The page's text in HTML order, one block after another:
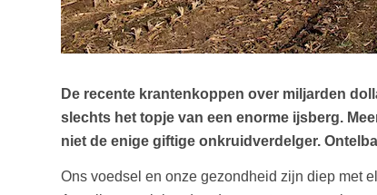
De recente krantenkoppen over miljarden
slechts het topje van een enorme ijsberg.
niet de enige giftige onkruidverdelger.
Ons voedsel en onze gezondheid zijn diep met